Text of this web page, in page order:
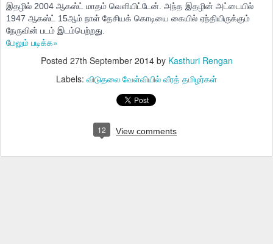
இதழில் 2004 ஆகஸ்ட் மாதம் வெளியிட்டேன். அந்த இதழின் அட்டையில்
1947 ஆகஸ்ட் 15ஆம் நாள் தேசியக் கொடியை கையில் ஏந்தியிருக்கும்
நேருவின் படம் இடம்பெற்றது.
மேலும் படிக்க»
Posted 27th September 2014by Kasthuri Rengan
Labels: விடுதலை வேள்வியில் வீரத் தமிழர்கள்
12 View comments